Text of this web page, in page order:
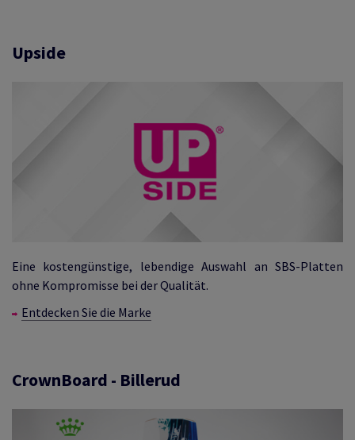
Upside
Eine kostengünstige, lebendige Auswahl an SBS-Platten
ohne Kompromisse bei der Qualität.
Entdecken Sie die Marke
CrownBoard - Billerud